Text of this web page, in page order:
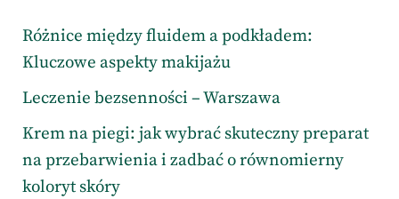
Różnice między fluidem a podkładem:
Kluczowe aspekty makijażu
Leczenie bezsenności – Warszawa
Krem na piegi: jak wybrać skuteczny preparat
na przebarwienia i zadbać o równomierny
koloryt skóry